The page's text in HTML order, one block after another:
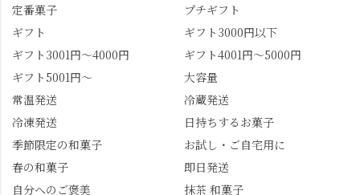
定番菓子
プチギフト
ギフト
ギフト3000円以下
ギフト3001円～4000円
ギフト4001円～5000円
ギフト5001円～
大容量
常温発送
冷蔵発送
冷凍発送
日持ちするお菓子
季節限定の和菓子
お試し・ご自宅用に
春の和菓子
即日発送
自分へのご褒美
抹茶 和菓子